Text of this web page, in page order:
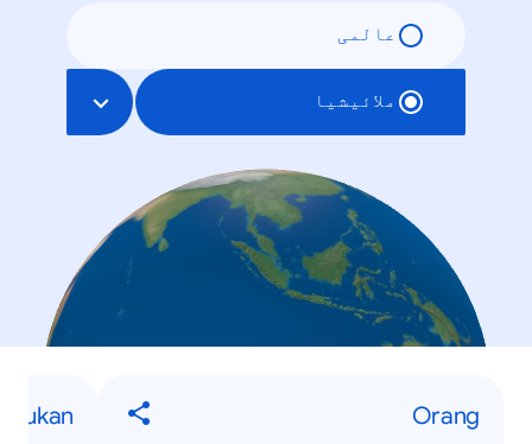
عالمی
ملائیشیا
Orang
Sukan